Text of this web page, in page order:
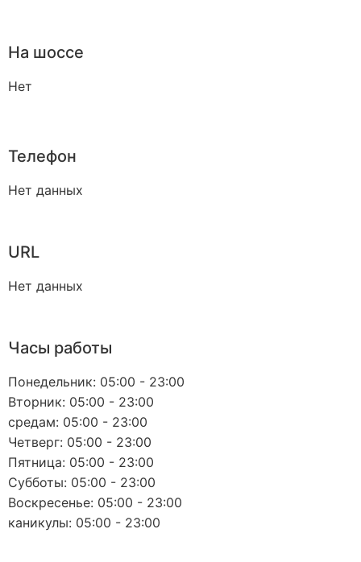
На шоссе
Нет
Телефон
Нет данных
URL
Нет данных
Часы работы
Понедельник: 05:00 - 23:00
Вторник: 05:00 - 23:00
средам: 05:00 - 23:00
Четверг: 05:00 - 23:00
Пятница: 05:00 - 23:00
Субботы: 05:00 - 23:00
Воскресенье: 05:00 - 23:00
каникулы: 05:00 - 23:00